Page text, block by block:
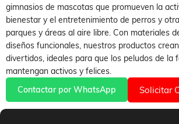
gimnasios de mascotas que promueven la
bienestar y el entretenimiento de perros y
parques y áreas al aire libre. Con materiales
diseños funcionales, nuestros productos
divertidos, ideales para que los peludos de la
mantengan activos y felices.
Contactar por WhatsApp
Solicitar